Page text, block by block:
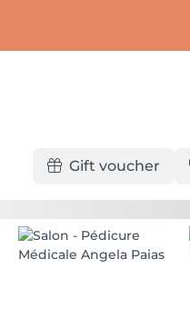
Gift voucher